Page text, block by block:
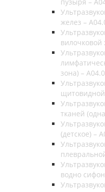
желез –
вилочковой
зона) –
тканей
(детское) –
водно